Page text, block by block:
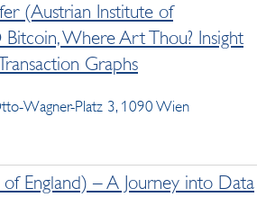
(Austrian Institute of
Where Art Thou? Insight
Graphs
Wagner-Platz 3, 1090 Wien
of England) – A Journey into Data